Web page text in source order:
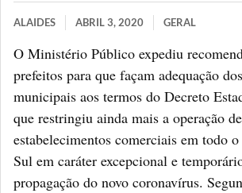
ALAIDES ABRIL 3, 2020 GERAL
O Ministério Público expediu
prefeitos para que façam adequação
municipais aos termos do Decreto
que restringiu ainda mais a operação de
estabelecimentos comerciais em todo
Sul em caráter excepcional e
propagação do novo coronavírus.